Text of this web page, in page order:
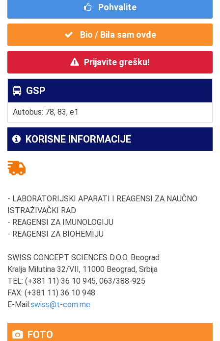
Pohvalite
Bio / Bila sam ovde
Prijavite grešku!
GSP
Autobus: 78, 83, e1
KORISNE INFORMACIJE
- LABORATORIJSKI APARATI I REAGENSI ZA NAUČNO
ISTRAŽIVAČKI RAD
- REAGENSI ZA IMUNOLOGIJU
- REAGENSI ZA BIOHEMIJU
SWISS CONCEPT SCIENCES D.O.O. Beograd
Kralja Milutina 32/VII, 11000 Beograd, Srbija
TEL: (+381 11) 36 10 945, 063/388-925
FAX: (+381 11) 36 10 948
E-Mail:swiss@t-com.me
FOTO